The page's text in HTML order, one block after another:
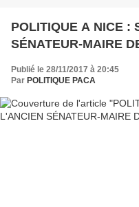
POLITIQUE A NICE :
SÉNATEUR-MAIRE
Publié le 28/11/2017 à 20:45
Par POLITIQUE PACA